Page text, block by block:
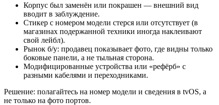
Корпус был заменён или покрашен — внешний вид
вводит в заблуждение.
Стикер с номером модели стерся или отсутствует (в
магазинах подержанной техники иногда наклеивают
свой лейбл).
Рынок б/у: продавец показывает фото, где видны только
боковые панели, а не тыльная сторона.
Модифицированные устройства или «рефёрб» с
разными кабелями и переходниками.
Решение: полагайтесь на номер модели и сведения в tvOS, а
не только на фото портов.